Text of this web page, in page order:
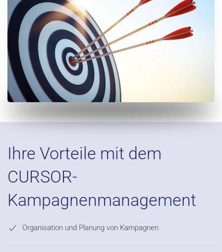
Ihre Vorteile mit dem
CURSOR-
Kampagnenmanagement
Organisation und Planung von Kampagnen